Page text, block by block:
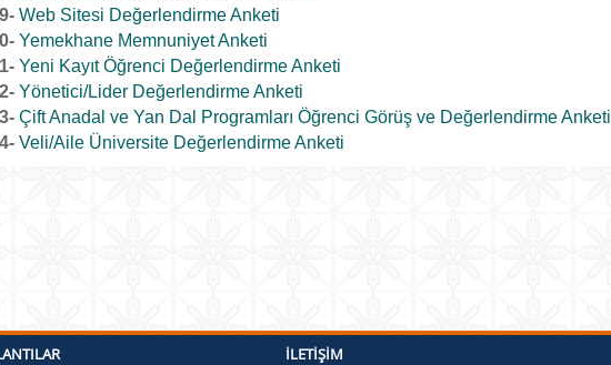
Web Sitesi Değerlendirme Anketi
Yemekhane Memnuniyet Anketi
Yeni Kayıt Öğrenci Değerlendirme Anketi
Yönetici/Lider Değerlendirme Anketi
Çift Anadal ve Yan Dal Programları Öğrenci Görüş ve Değerlendirme Anketi
Veli/Aile Üniversite Değerlendirme Anketi
İLETIŞIM